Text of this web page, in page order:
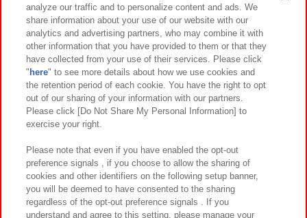
イベント・キャンペーン
関連会社 サステナビリティ サイトポリシー
プライバシーポリシー ウェブアクセシビリティ方針と検証結果
お取引先さまとともに
カスタマーハラスメント対応方針 よくあるご質問・お問い合わせ
analyze our traffic and to personalize content and ads. We
share information about your use of our website with our
analytics and advertising partners, who may combine it with
other information that you have provided to them or that they
have collected from your use of their services. Please click
" here" to see more details about how we use cookies and
the retention period of each cookie. You have the right to opt
out of our sharing of your information with our partners.
Please click [Do Not Share My Personal Information] to
exercise your right.
Please note that even if you have enabled the opt-out
preference signals , if you choose to allow the sharing of
cookies and other identifiers on the following setup banner,
you will be deemed to have consented to the sharing
regardless of the opt-out preference signals . If you
understand and agree to this setting, please manage your